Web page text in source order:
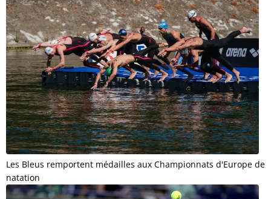
Les Bleus remportent médailles aux Championnats d'Europe de
natation